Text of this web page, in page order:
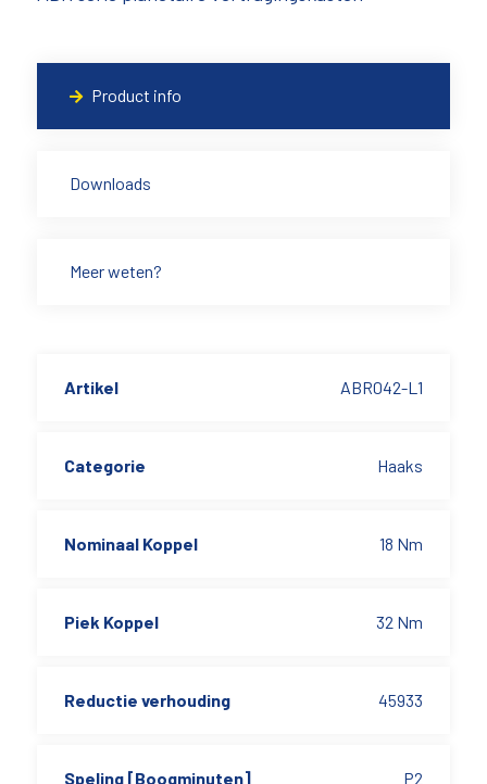
Product info
Downloads
Meer weten?
Artikel ABR042-L1
Categorie Haaks
Nominaal Koppel 18 Nm
Piek Koppel 32 Nm
Reductie verhouding 45933
Speling [Boogminuten] P2